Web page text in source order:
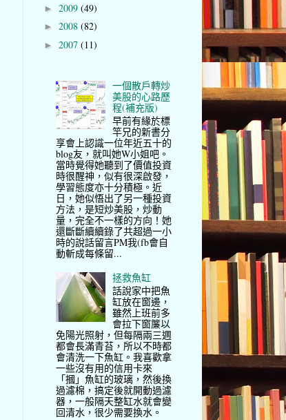
► 2009 (49)
► 2008 (82)
► 2007 (11)
一個散戶轉炒
美股的心路歷
程(補充版)
早前有緣於標
竿兄的新書分
享會上認識一位年近五十的
blog友，就叫她W小姐吧。
當時覺得她聽到了價值投資
時很醒神，似有很深啟發，
學習態度亦十分積極。近
日，她似悟出了另一種投資
方法，是短炒美股，炒動
量，完全不一樣的方向！她
還斷斷續續錄了共超過一小
時的說話留言PM我(fb會自
動斬成每條留...
拯救魚缸
話說家中把魚
缸放在窗邊，
雖然上班前多
會拉下窗簾以
免陽光照射，但每隔兩三週
都會長滿青苔，所以不時都
會清洗一下魚缸。我喜歡拿
一些沒有用的信用卡來
「摑」魚缸的玻璃，然後換
過濾棉，搞定後就開動過濾
器，一般隔天整缸水就會變
回清水，很少需要換水。